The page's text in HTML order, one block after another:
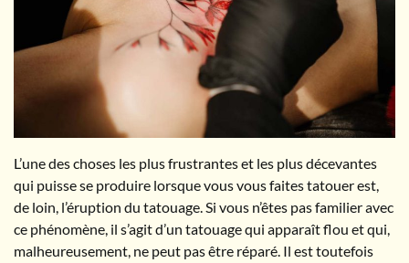
L’une des choses les plus frustrantes et les plus décevantes
qui puisse se produire lorsque vous vous faites tatouer est,
de loin, l’éruption du tatouage. Si vous n’êtes pas familier avec
ce phénomène, il s’agit d’un tatouage qui apparaît flou et qui,
malheureusement, ne peut pas être réparé. Il est toutefois